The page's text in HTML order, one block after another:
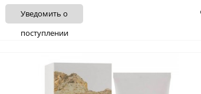
Уведомить о
поступлении